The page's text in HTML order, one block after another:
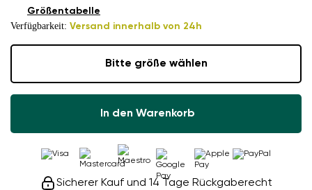
Verfügbarkeit: Versand innerhalb von 24h
Größentabelle
Bitte größe wählen
In den Warenkorb
Sicherer Kauf und 14 Tage Rückgaberecht